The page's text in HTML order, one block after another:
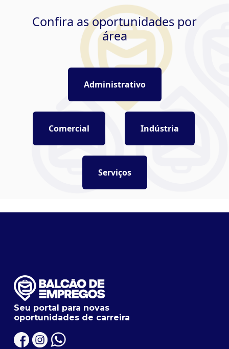
Confira as oportunidades por
área
Administrativo
Comercial Indústria
Serviços
Seu portal para novas
oportunidades de carreira